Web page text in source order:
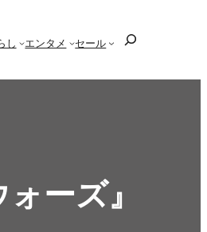
し エンタメ セール
ーズ』